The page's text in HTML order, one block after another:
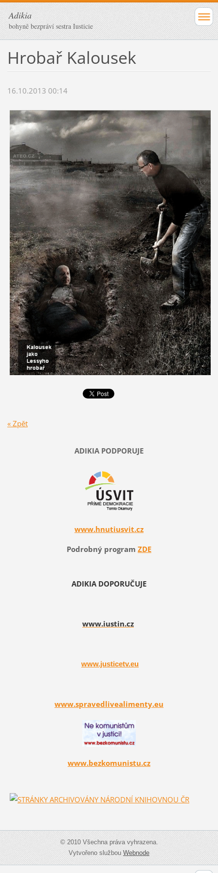
Adikia
bohyně bezpráví sestra Iusticie
Hrobař Kalousek
16.10.2013 00:14
« Zpět
ADIKIA PODPORUJE
www.hnutiusvit.cz
Podrobný program ZDE
ADIKIA DOPORUČUJE
www.iustin.cz
www.justicetv.eu
www.spravedlivealimenty.eu
www.bezkomunistu.cz
© 2010 Všechna práva vyhrazena.
Vytvořeno službouWebnode